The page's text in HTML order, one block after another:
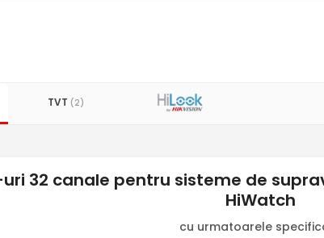
TVT (2)
uri 32 canale pentru sisteme de
HiWatch
cu urmatoarele